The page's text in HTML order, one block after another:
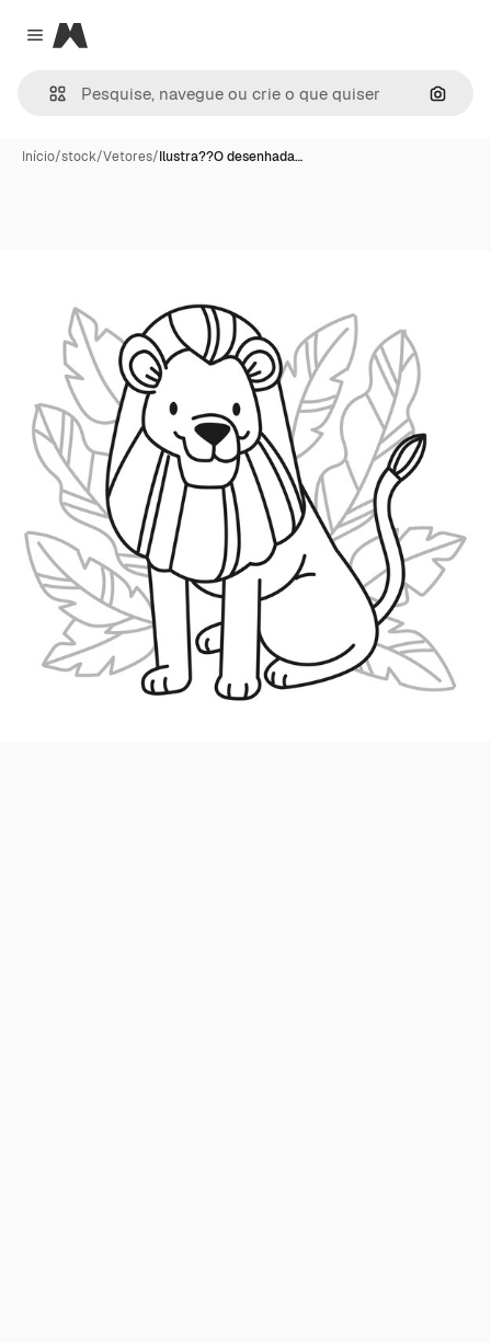
Close menu
Magnific
Início/stock/Vetores/Ilustra??O desenhada…